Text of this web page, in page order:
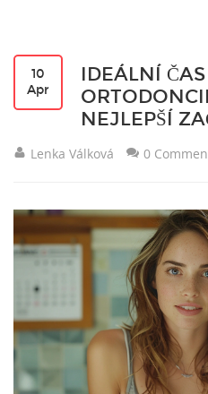
10
Apr
IDEÁLNÍ
NEJLEPŠÍ
Lenka Válková 0